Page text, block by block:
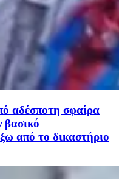
αδέσποτη σφαίρα
βασικό
από το δικαστήριο